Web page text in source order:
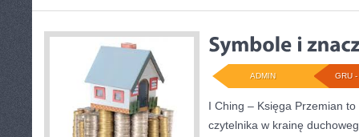
GRU
ADMIN
I Ching – Księga Przemian
czytelnika w krainę